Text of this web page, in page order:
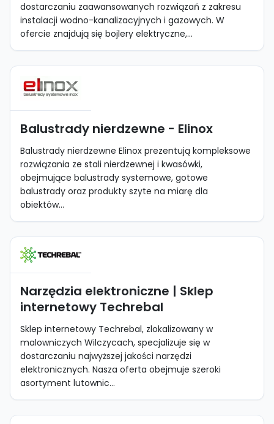
dostarczaniu zaawansowanych rozwiązań z zakresu
instalacji wodno-kanalizacyjnych i gazowych. W
ofercie znajdują się bojlery elektryczne,...
Balustrady nierdzewne - Elinox
Balustrady nierdzewne Elinox prezentują kompleksowe
rozwiązania ze stali nierdzewnej i kwasówki,
obejmujące balustrady systemowe, gotowe
balustrady oraz produkty szyte na miarę dla
obiektów...
Narzędzia elektroniczne | Sklep
internetowy Techrebal
Sklep internetowy Techrebal, zlokalizowany w
malowniczych Wilczycach, specjalizuje się w
dostarczaniu najwyższej jakości narzędzi
elektronicznych. Nasza oferta obejmuje szeroki
asortyment lutownic...